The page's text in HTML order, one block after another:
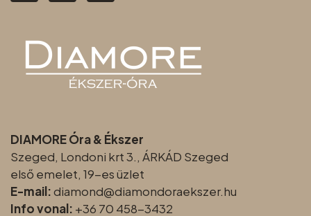
DIAMORE Óra & Ékszer
Szeged, Londoni krt 3., ÁRKÁD Szeged
első emelet, 19-es üzlet
E-mail:diamond@diamondoraekszer.hu
Info vonal: +36 70 458-3432